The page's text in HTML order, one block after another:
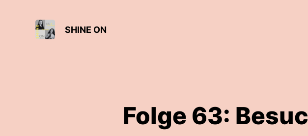
SHINE ON
Folge 63: